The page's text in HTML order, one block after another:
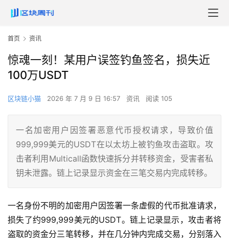
首页 资讯
惊魂一刻！某用户误签钓鱼签名，损失近
100万USDT
区块链小猫 2026 年 7 月 9 日 16:57 资讯 阅读 105
一名加密用户因签署恶意代币授权请求，导致价值
999,999美元的USDT在以太坊上被钓鱼攻击盗取。攻
击者利用Multicall函数快速拆分并转移资金，受害者私
钥未泄露。链上记录显示资金在三笔交易内完成转移。
一名身份不明的加密用户因签署一条虚假的代币批准请求，
损失了约999,999美元的USDT。链上记录显示，攻击者将
盗取的资金分三笔转移，并在几分钟内完成交易，分别落入